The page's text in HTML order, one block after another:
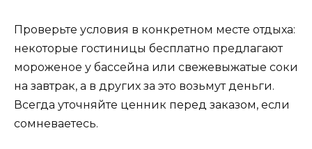
Проверьте условия в конкретном месте отдыха:
некоторые гостиницы бесплатно предлагают
мороженое у бассейна или свежевыжатые соки
на завтрак, а в других за это возьмут деньги.
Всегда уточняйте ценник перед заказом, если
сомневаетесь.